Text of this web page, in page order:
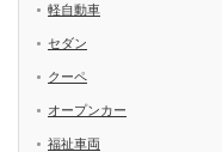
軽自動車
セダン
クーペ
オープンカー
福祉車両